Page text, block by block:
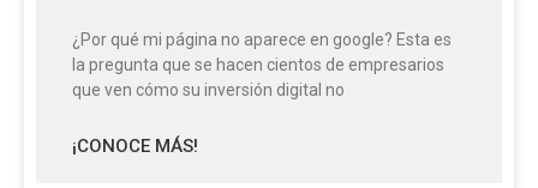
¿Por qué mi página no aparece en google? Esta es
la pregunta que se hacen cientos de empresarios
que ven cómo su inversión digital no
¡CONOCE MÁS!